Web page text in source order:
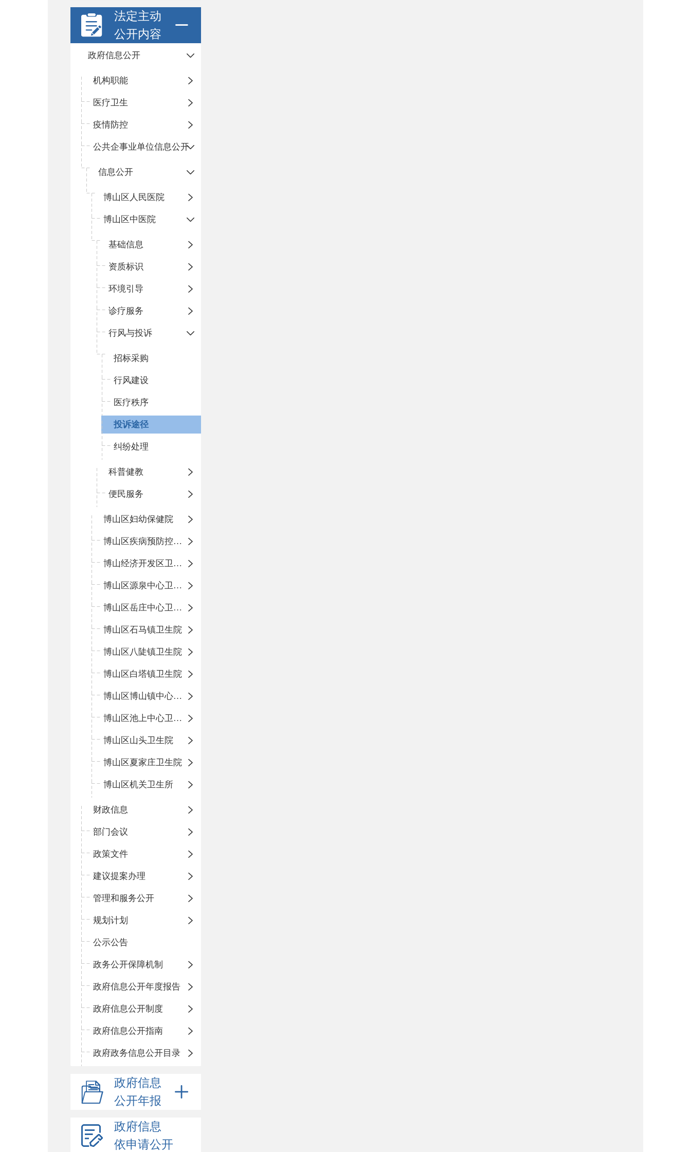
法定主动
公开内容
政府信息公开
机构职能
医疗卫生
疫情防控
公共企事业单位信息公开
信息公开
​博山区人民医院
博山区中医院
基础信息
资质标识
环境引导
诊疗服务
行风与投诉
招标采购
行风建设
医疗秩序
投诉途径
纠纷处理
科普健教
便民服务
博山区妇幼保健院
博山区疾病预防控制中心
博山经济开发区卫生院
博山区源泉中心卫生院（博山区第二人民医院）
博山区岳庄中心卫生院
博山区石马镇卫生院
博山区八陡镇卫生院
博山区白塔镇卫生院
博山区博山镇中心卫生院（南院区、北院区）
博山区池上中心卫生院
博山区山头卫生院
博山区夏家庄卫生院
博山区机关卫生所
财政信息
部门会议
政策文件
建议提案办理
管理和服务公开
规划计划
公示公告
政务公开保障机制
政府信息公开年度报告
政府信息公开制度
政府信息公开指南
政府政务信息公开目录
政府信息
公开年报
政府信息
依申请公开